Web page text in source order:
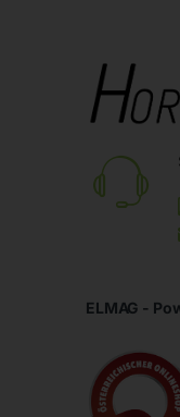
ELMAG -